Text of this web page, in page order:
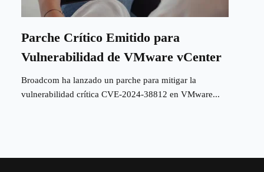
Parche Crítico Emitido para
Vulnerabilidad de VMware vCenter
Broadcom ha lanzado un parche para mitigar la
vulnerabilidad crítica CVE-2024-38812 en VMware...